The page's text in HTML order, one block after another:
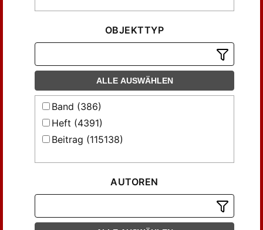
OBJEKTTYP
ALLE AUSWÄHLEN
Band (386)
Heft (4391)
Beitrag (115138)
AUTOREN